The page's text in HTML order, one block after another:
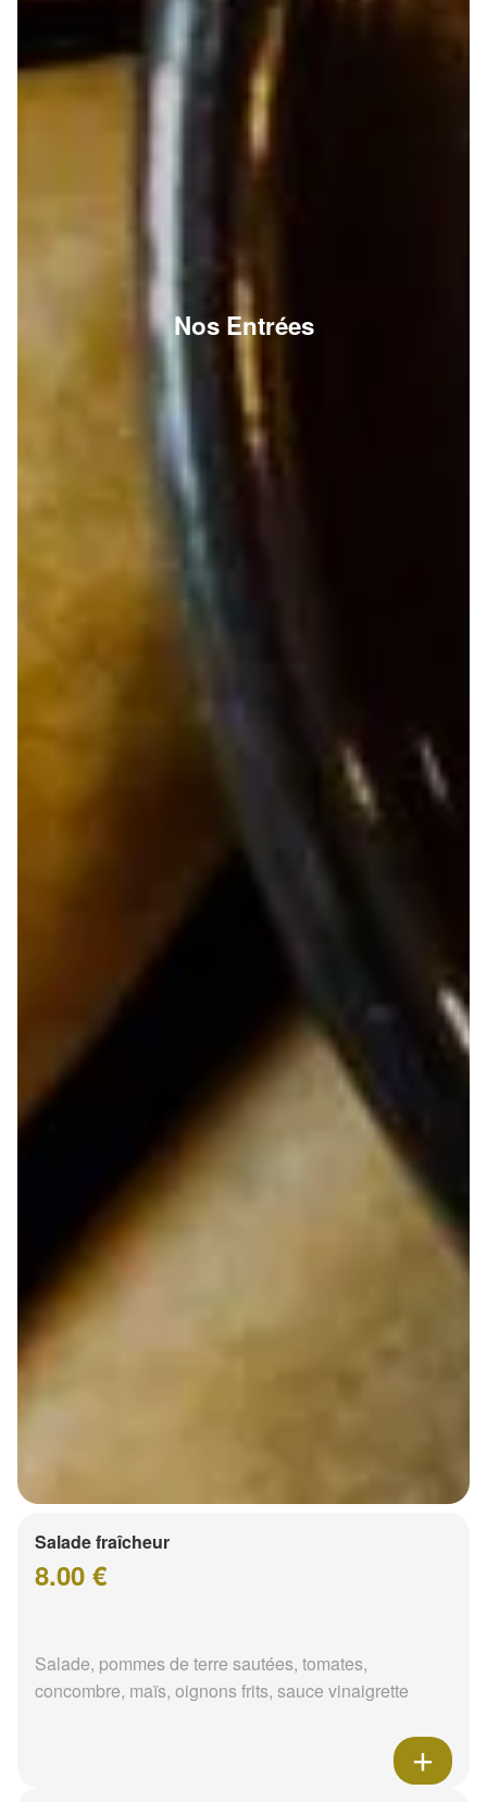
Nos Entrées
Salade fraîcheur
8.00 €
Salade, pommes de terre sautées, tomates,
concombre, maïs, oignons frits, sauce vinaigrette